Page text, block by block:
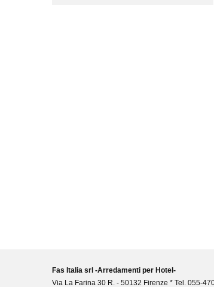
Fas Italia srl -Arredamenti per Hotel-
Via La Farina 30 R. - 50132 Firenze * Tel. 055-